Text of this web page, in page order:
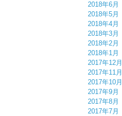
2018年6月
2018年5月
2018年4月
2018年3月
2018年2月
2018年1月
2017年12月
2017年11月
2017年10月
2017年9月
2017年8月
2017年7月